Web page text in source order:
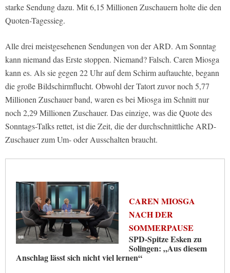
starke Sendung dazu. Mit 6,15 Millionen Zuschauern holte die den
Quoten-Tagessieg.
Alle drei meistgesehenen Sendungen von der ARD. Am Sonntag
kann niemand das Erste stoppen. Niemand? Falsch. Caren Miosga
kann es. Als sie gegen 22 Uhr auf dem Schirm auftauchte, begann
die große Bildschirmflucht. Obwohl der Tatort zuvor noch 5,77
Millionen Zuschauer band, waren es bei Miosga im Schnitt nur
noch 2,29 Millionen Zuschauer. Das einzige, was die Quote des
Sonntags-Talks rettet, ist die Zeit, die der durchschnittliche ARD-
Zuschauer zum Um- oder Ausschalten braucht.
CAREN MIOSGA
NACH DER
SOMMERPAUSE
SPD-Spitze Esken zu
Solingen: „Aus diesem
Anschlag lässt sich nicht viel lernen“